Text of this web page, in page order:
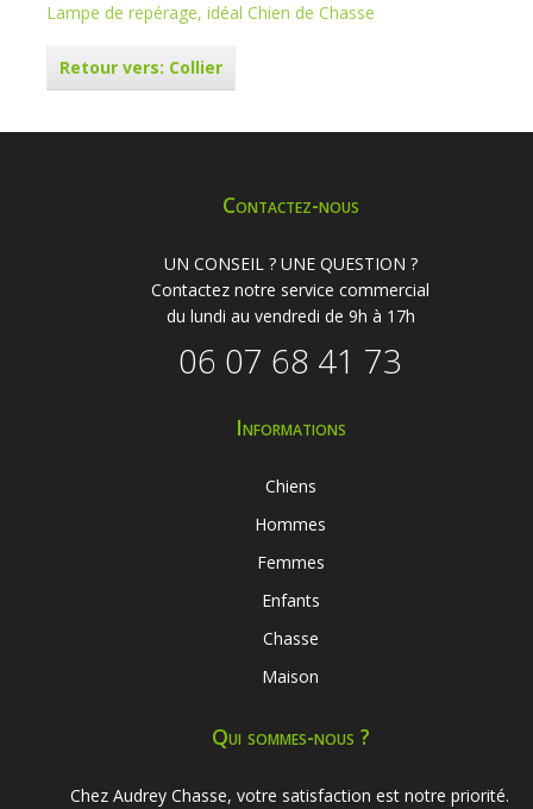
Lampe de repérage, idéal Chien de Chasse
Retour vers: Collier
Contactez-nous
UN CONSEIL ? UNE QUESTION ?
Contactez notre service commercial
du lundi au vendredi de 9h à 17h
06 07 68 41 73
Informations
Chiens
Hommes
Femmes
Enfants
Chasse
Maison
Qui sommes-nous ?
Chez Audrey Chasse, votre satisfaction est notre priorité.